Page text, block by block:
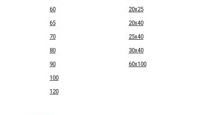
60
20x25
65
20x40
70
25x40
80
30x40
90
60x100
100
120